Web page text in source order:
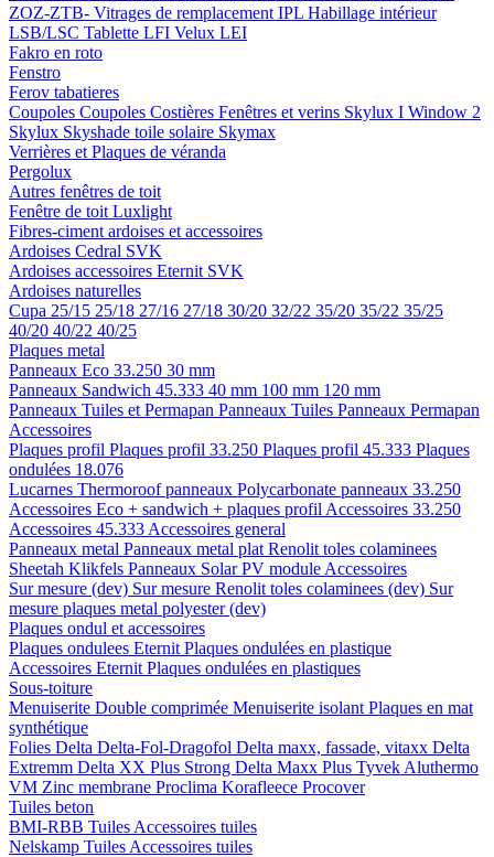
ZOZ-ZTB- Vitrages de remplacement IPL Habillage intérieur
LSB/LSC Tablette LFI Velux LEI
Fakro en roto
Fenstro
Ferov tabatieres
Coupoles Coupoles Costières Fenêtres et verins Skylux I Window 2
Skylux Skyshade toile solaire Skymax
Verrières et Plaques de véranda
Pergolux
Autres fenêtres de toit
Fenêtre de toit Luxlight
Fibres-ciment ardoises et accessoires
Ardoises Cedral SVK
Ardoises accessoires Eternit SVK
Ardoises naturelles
Cupa 25/15 25/18 27/16 27/18 30/20 32/22 35/20 35/22 35/25
40/20 40/22 40/25
Plaques metal
Panneaux Eco 33.250 30 mm
Panneaux Sandwich 45.333 40 mm 100 mm 120 mm
Panneaux Tuiles et Permapan Panneaux Tuiles Panneaux Permapan
Accessoires
Plaques profil Plaques profil 33.250 Plaques profil 45.333 Plaques
ondulées 18.076
Lucarnes Thermoroof panneaux Polycarbonate panneaux 33.250
Accessoires Eco + sandwich + plaques profil Accessoires 33.250
Accessoires 45.333 Accessoires general
Panneaux metal Panneaux metal plat Renolit toles colaminees
Sheetah Klikfels Panneaux Solar PV module Accessoires
Sur mesure (dev) Sur mesure Renolit toles colaminees (dev) Sur
mesure plaques metal polyester (dev)
Plaques ondul et accessoires
Plaques ondulees Eternit Plaques ondulées en plastique
Accessoires Eternit Plaques ondulées en plastiques
Sous-toiture
Menuiserite Double comprimée Menuiserite isolant Plaques en mat
synthétique
Folies Delta Delta-Fol-Dragofol Delta maxx, fassade, vitaxx Delta
Extremm Delta XX Plus Strong Delta Maxx Plus Tyvek Aluthermo
VM Zinc membrane Proclima Korafleece Procover
Tuiles beton
BMI-RBB Tuiles Accessoires tuiles
Nelskamp Tuiles Accessoires tuiles